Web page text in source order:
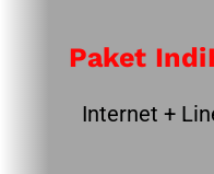
Paket
Internet +